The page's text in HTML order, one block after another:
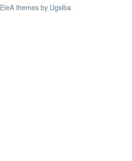
EleA themes by Ugsiba